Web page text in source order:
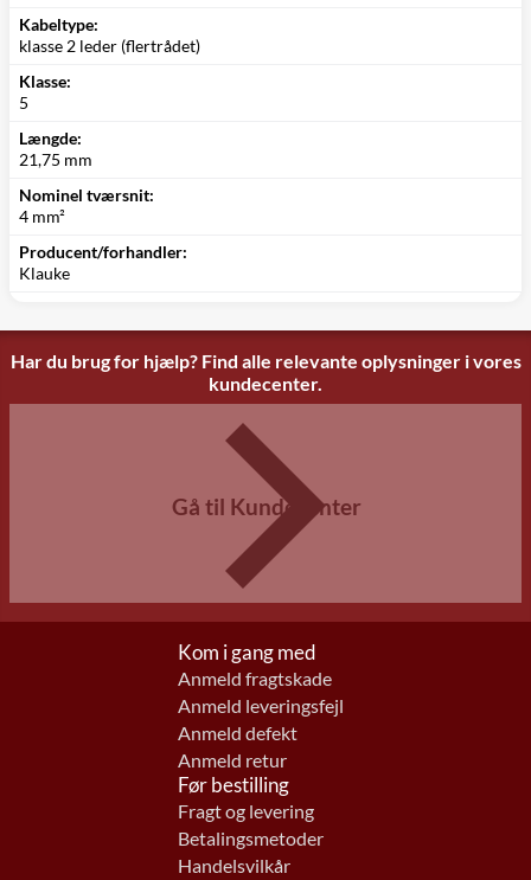
Kabeltype:
klasse 2 leder (flertrådet)
Klasse:
5
Længde:
21,75 mm
Nominel tværsnit:
4 mm²
Producent/forhandler:
Klauke
Har du brug for hjælp? Find alle relevante oplysninger i vores
kundecenter.
Gå til Kundecenter
Kom i gang med
Anmeld fragtskade
Anmeld leveringsfejl
Anmeld defekt
Anmeld retur
Før bestilling
Fragt og levering
Betalingsmetoder
Handelsvilkår